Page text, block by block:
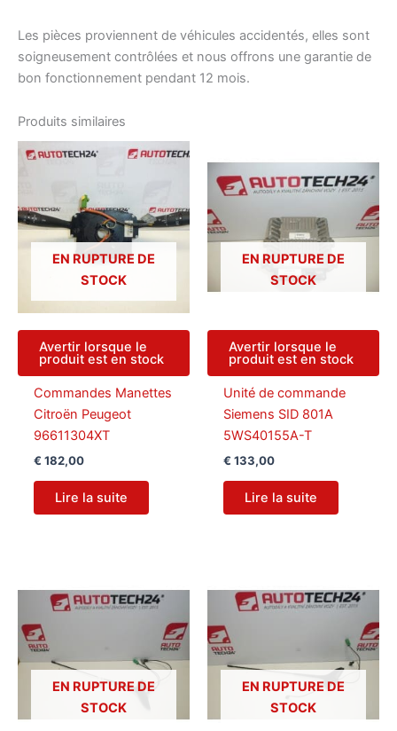
Les pièces proviennent de véhicules accidentés, elles sont
soigneusement contrôlées et nous offrons une garantie de
bon fonctionnement pendant 12 mois.
Produits similaires
EN RUPTURE DE
STOCK
Avertir lorsque le
produit est en stock
Commandes Manettes
Citroën Peugeot
96611304XT
€ 182,00
Lire la suite
EN RUPTURE DE
STOCK
Avertir lorsque le
produit est en stock
Unité de commande
Siemens SID 801A
5WS40155A-T
€ 133,00
Lire la suite
EN RUPTURE DE
STOCK
EN RUPTURE DE
STOCK